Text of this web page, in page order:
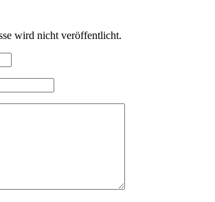
wird nicht veröffentlicht.